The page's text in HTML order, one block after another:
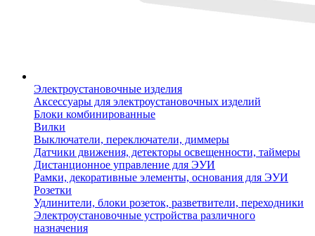
Электроустановочные изделия
Аксессуары для электроустановочных изделий
Блоки комбинированные
Вилки
Выключатели, переключатели, диммеры
Датчики движения, детекторы освещенности, таймеры
Дистанционное управление для ЭУИ
Рамки, декоративные элементы, основания для ЭУИ
Розетки
Удлинители, блоки розеток, разветвители, переходники
Электроустановочные устройства различного
назначения